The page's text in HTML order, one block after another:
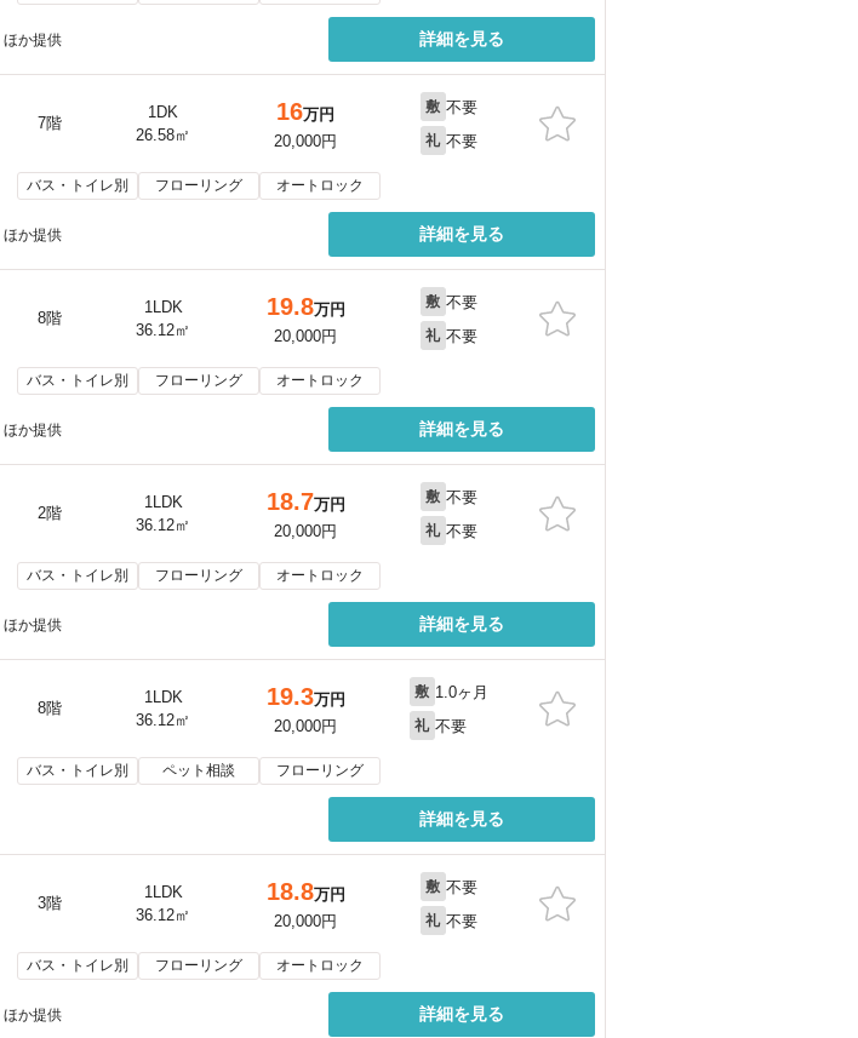
ほか提供 詳細を見る
7階
1DK
26.58㎡
16万円
20,000円
敷 不要
礼 不要
バス・トイレ別 フローリング オートロック
ほか提供 詳細を見る
8階
1LDK
36.12㎡
19.8万円
20,000円
敷 不要
礼 不要
バス・トイレ別 フローリング オートロック
ほか提供 詳細を見る
2階
1LDK
36.12㎡
18.7万円
20,000円
敷 不要
礼 不要
バス・トイレ別 フローリング オートロック
ほか提供 詳細を見る
8階
1LDK
36.12㎡
19.3万円
20,000円
敷 1.0ヶ月
礼 不要
バス・トイレ別 ペット相談 フローリング
詳細を見る
3階
1LDK
36.12㎡
18.8万円
20,000円
敷 不要
礼 不要
バス・トイレ別 フローリング オートロック
ほか提供 詳細を見る